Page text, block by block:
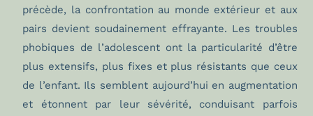
précède, la confrontation au monde extérieur et aux
pairs devient soudainement effrayante. Les troubles
phobiques de l’adolescent ont la particularité d’être
plus extensifs, plus fixes et plus résistants que ceux
de l’enfant. Ils semblent aujourd’hui en augmentation
et étonnent par leur sévérité, conduisant parfois